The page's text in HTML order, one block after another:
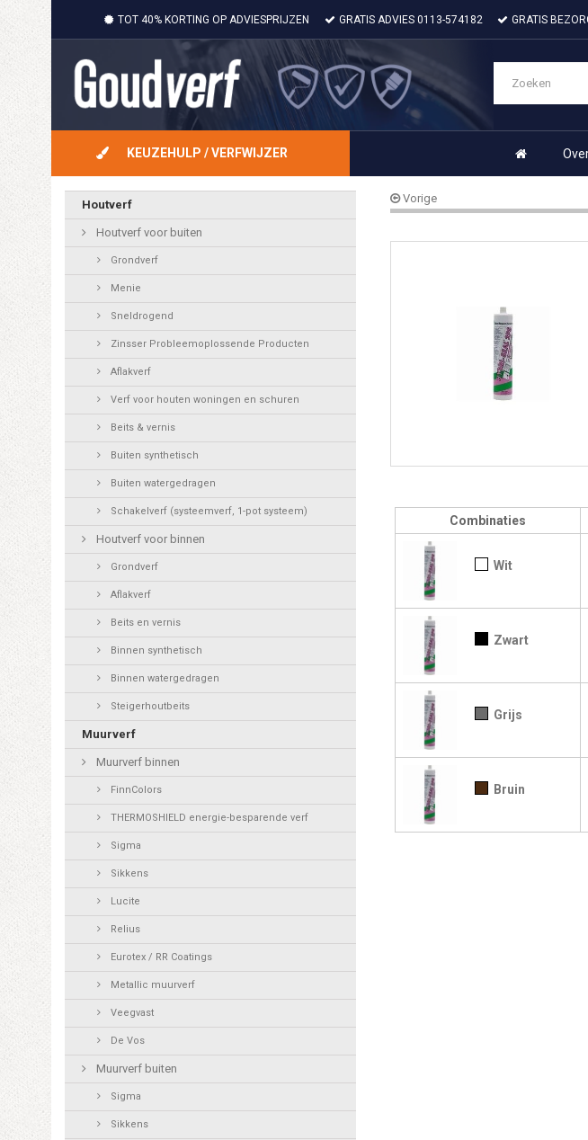
TOT 40% KORTING OP ADVIESPRIJZEN GRATIS ADVIES 0113-574182 GRATIS
KEUZEHULP / VERFWIJZER
Houtverf
Houtverf voor buiten
Grondverf
Menie
Sneldrogend
Zinsser Probleemoplossende Producten
Aflakverf
Verf voor houten woningen en schuren
Beits & vernis
Buiten synthetisch
Buiten watergedragen
Schakelverf (systeemverf, 1-pot systeem)
Houtverf voor binnen
Grondverf
Aflakverf
Beits en vernis
Binnen synthetisch
Binnen watergedragen
Steigerhoutbeits
Muurverf
Muurverf binnen
FinnColors
THERMOSHIELD energie-besparende verf
Sigma
Sikkens
Lucite
Relius
Eurotex / RR Coatings
Metallic muurverf
Veegvast
De Vos
Muurverf buiten
Sigma
Sikkens
Vorige
Combinaties
Wit
Zwart
Grijs
Bruin